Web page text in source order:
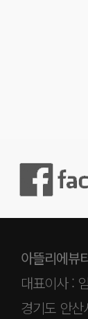
아뜰리에뷰
대표이사 :
경기도 안